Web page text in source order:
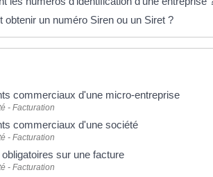
obtenir un numéro Siren ou un Siret ?
commerciaux d'une micro-entreprise
- Facturation
commerciaux d'une société
- Facturation
sur une facture
- Facturation